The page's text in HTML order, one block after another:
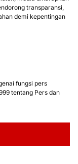
transparansi,
demi kepentingan
fungsi pers
tentang Pers dan